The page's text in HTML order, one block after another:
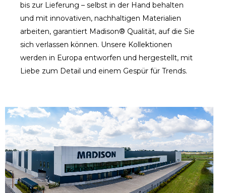
bis zur Lieferung – selbst in der Hand behalten
und mit innovativen, nachhaltigen Materialien
arbeiten, garantiert Madison® Qualität, auf die Sie
sich verlassen können. Unsere Kollektionen
werden in Europa entworfen und hergestellt, mit
Liebe zum Detail und einem Gespür für Trends.